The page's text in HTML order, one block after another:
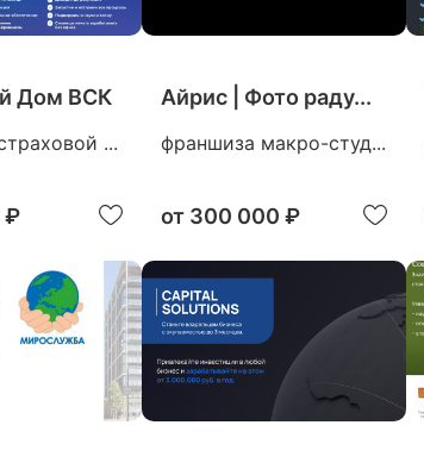
Дом ВСК
...
₽
Айрис | Фото раду...
франшиза макро-студ...
от 300 000 ₽